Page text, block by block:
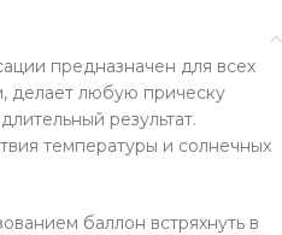
предназначен для всех
делает любую прическу
результат.
температуры и солнечных
баллон встряхнуть в